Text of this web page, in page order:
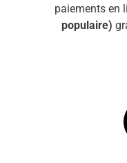
paiements en
populaire)